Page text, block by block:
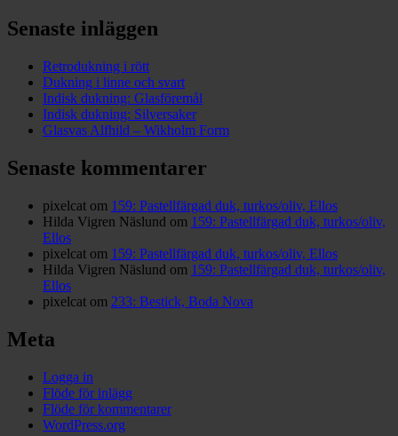
Senaste inläggen
Retrodukning i rött
Dukning i linne och svart
Indisk dukning: Glasföremål
Indisk dukning: Silversaker
Glasvas Alfhild – Wikholm Form
Senaste kommentarer
pixelcat om 159: Pastellfärgad duk, turkos/oliv, Ellos
Hilda Vigren Näslund om 159: Pastellfärgad duk, turkos/oliv,
Ellos
pixelcat om 159: Pastellfärgad duk, turkos/oliv, Ellos
Hilda Vigren Näslund om 159: Pastellfärgad duk, turkos/oliv,
Ellos
pixelcat om 233: Bestick, Boda Nova
Meta
Logga in
Flöde för inlägg
Flöde för kommentarer
WordPress.org